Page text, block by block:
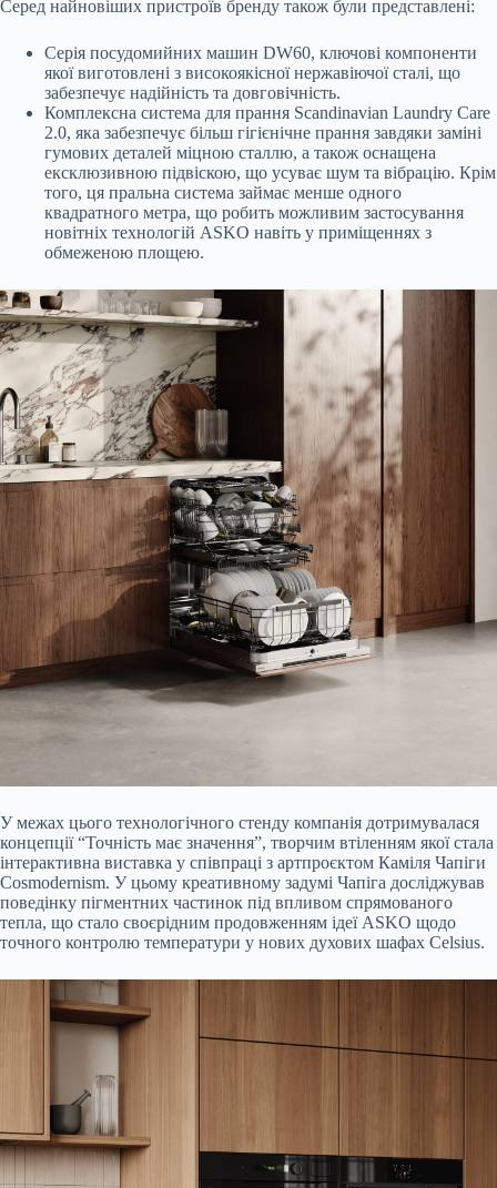
Серед найновіших пристроїв бренду також були представлені:
Серія посудомийних машин DW60, ключові компоненти
якої виготовлені з високоякісної нержавіючої сталі, що
забезпечує надійність та довговічність.
Комплексна система для прання Scandinavian Laundry Care
2.0, яка забезпечує більш гігієнічне прання завдяки заміні
гумових деталей міцною сталлю, а також оснащена
ексклюзивною підвіскою, що усуває шум та вібрацію. Крім
того, ця пральна система займає менше одного
квадратного метра, що робить можливим застосування
новітніх технологій ASKO навіть у приміщеннях з
обмеженою площею.
У межах цього технологічного стенду компанія дотримувалася
концепції “Точність має значення”, творчим втіленням якої стала
інтерактивна виставка у співпраці з артпроєктом Каміля Чапіги
Cosmodernism. У цьому креативному задумі Чапіга досліджував
поведінку пігментних частинок під впливом спрямованого
тепла, що стало своєрідним продовженням ідеї ASKO щодо
точного контролю температури у нових духових шафах Celsius.